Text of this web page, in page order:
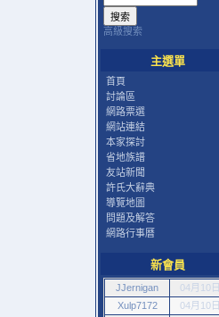
高級搜索
主選單
首頁
討論區
網路票選
網站連結
本家探討
省地族譜
友站新聞
許氏大辭典
導覽地圖
問題及解答
網路行事曆
新會員
JJernigan
04月10日
Xulp7172
04月10日